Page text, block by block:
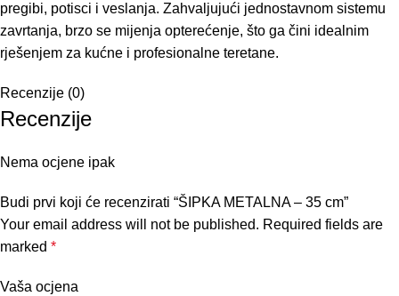
pregibi, potisci i veslanja. Zahvaljujući jednostavnom sistemu
zavrtanja, brzo se mijenja opterećenje, što ga čini idealnim
rješenjem za kućne i profesionalne teretane.
Recenzije (0)
Recenzije
Nema ocjene ipak
Budi prvi koji će recenzirati “ŠIPKA METALNA – 35 cm”
Your email address will not be published. Required fields are
marked *
Vaša ocjena